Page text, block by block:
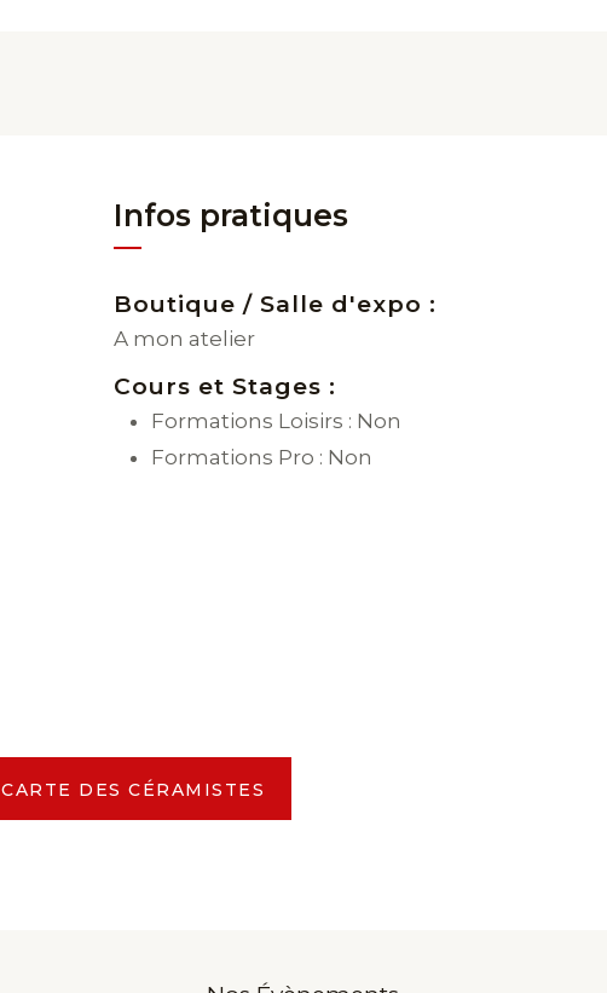
Infos pratiques
Boutique / Salle d'expo :
A mon atelier
Cours et Stages :
Formations Loisirs : Non
Formations Pro : Non
CARTE DES CÉRAMISTES